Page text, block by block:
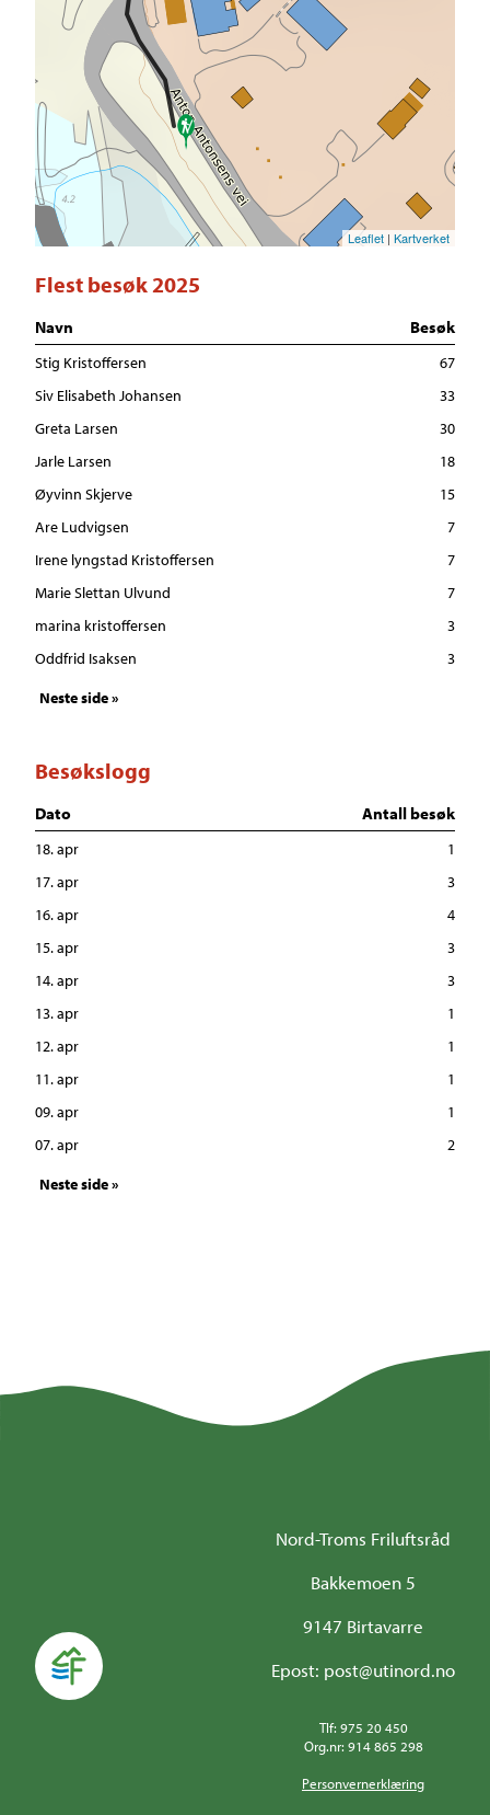
Leaflet | Kartverket
Flest besøk 2025
Navn Besøk
Stig Kristoffersen
67
Siv Elisabeth Johansen
33
Greta Larsen
30
Jarle Larsen
18
Øyvinn Skjerve
15
Are Ludvigsen
7
Irene lyngstad Kristoffersen
7
Marie Slettan Ulvund
7
marina kristoffersen
3
Oddfrid Isaksen
3
Neste side »
Besøkslogg
Dato Antall besøk
18. apr
1
17. apr
3
16. apr
4
15. apr
3
14. apr
3
13. apr
1
12. apr
1
11. apr
1
09. apr
1
07. apr
2
Neste side »
Nord-Troms Friluftsråd
Bakkemoen 5
9147 Birtavarre
Epost: post@utinord.no
Tlf: 975 20 450
Org.nr: 914 865 298
Personvernerklæring